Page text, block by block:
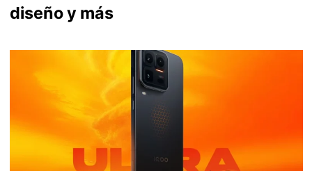
diseño y más